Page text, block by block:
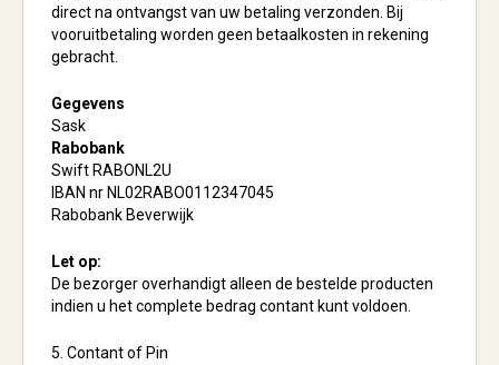
direct na ontvangst van uw betaling verzonden. Bij
vooruitbetaling worden geen betaalkosten in rekening
gebracht.
Gegevens
Sask
Rabobank
Swift RABONL2U
IBAN nr NL02RABO0112347045
Rabobank Beverwijk
Let op:
De bezorger overhandigt alleen de bestelde producten
indien u het complete bedrag contant kunt voldoen.
5. Contant of Pin